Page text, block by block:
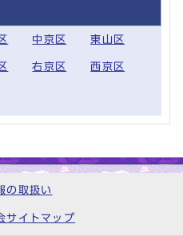
中京区 東山区
右京区 西京区
の取扱い
サイトマップ